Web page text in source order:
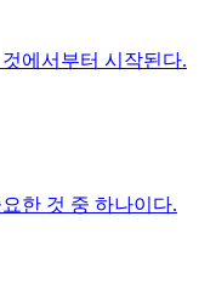
에서부터 시작된다.
한 것 중 하나이다.